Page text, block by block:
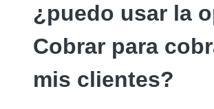
¿puedo usar la
Cobrar para
mis clientes?